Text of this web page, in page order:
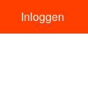
Inloggen